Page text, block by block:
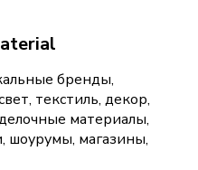
бренды,
текстиль, декор,
материалы,
шоурумы, магазины,